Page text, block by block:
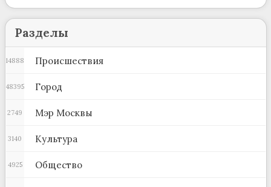
Разделы
Происшествия
14888
Город
48395
Мэр Москвы
2749
Культура
3140
Общество
4925